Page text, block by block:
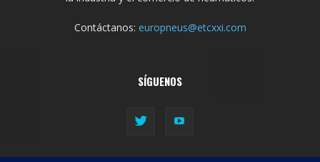
Contáctanos: europneus@etcxxi.com
SÍGUENOS